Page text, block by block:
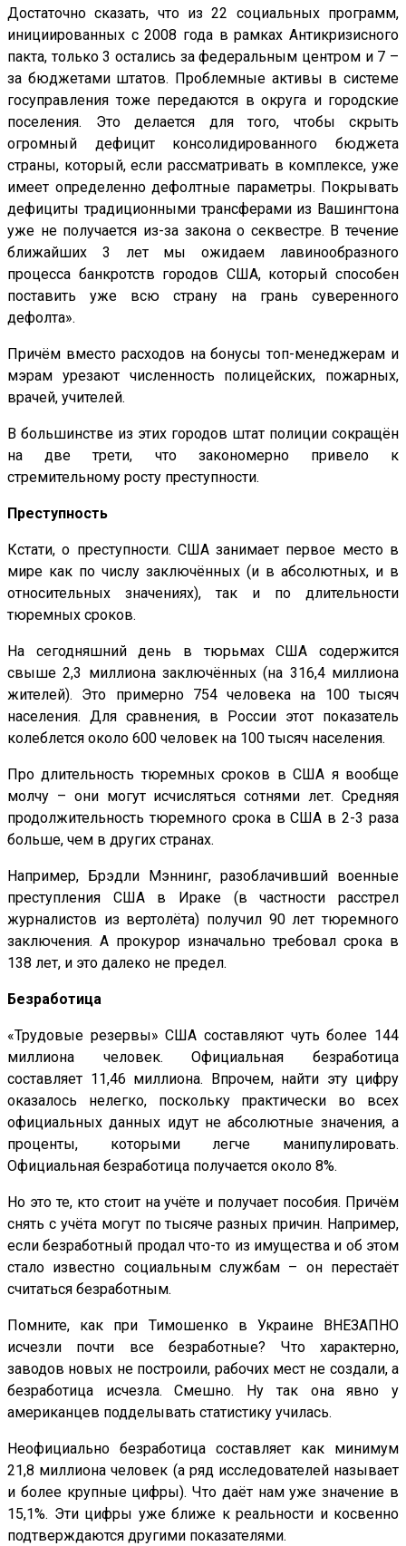
Достаточно сказать, что из 22 социальных программ,
инициированных с 2008 года в рамках Антикризисного
пакта, только 3 остались за федеральным центром и 7 –
за бюджетами штатов. Проблемные активы в системе
госуправления тоже передаются в округа и городские
поселения. Это делается для того, чтобы скрыть
огромный дефицит консолидированного бюджета
страны, который, если рассматривать в комплексе, уже
имеет определенно дефолтные параметры. Покрывать
дефициты традиционными трансферами из Вашингтона
уже не получается из-за закона о секвестре. В течение
ближайших 3 лет мы ожидаем лавинообразного
процесса банкротств городов США, который способен
поставить уже всю страну на грань суверенного
дефолта».
Причём вместо расходов на бонусы топ-менеджерам и
мэрам урезают численность полицейских, пожарных,
врачей, учителей.
В большинстве из этих городов штат полиции сокращён
на две трети, что закономерно привело к
стремительному росту преступности.
Преступность
Кстати, о преступности. США занимает первое место в
мире как по числу заключённых (и в абсолютных, и в
относительных значениях), так и по длительности
тюремных сроков.
На сегодняшний день в тюрьмах США содержится
свыше 2,3 миллиона заключённых (на 316,4 миллиона
жителей). Это примерно 754 человека на 100 тысяч
населения. Для сравнения, в России этот показатель
колеблется около 600 человек на 100 тысяч населения.
Про длительность тюремных сроков в США я вообще
молчу – они могут исчисляться сотнями лет. Средняя
продолжительность тюремного срока в США в 2-3 раза
больше, чем в других странах.
Например, Брэдли Мэннинг, разоблачивший военные
преступления США в Ираке (в частности расстрел
журналистов из вертолёта) получил 90 лет тюремного
заключения. А прокурор изначально требовал срока в
138 лет, и это далеко не предел.
Безработица
«Трудовые резервы» США составляют чуть более 144
миллиона человек. Официальная безработица
составляет 11,46 миллиона. Впрочем, найти эту цифру
оказалось нелегко, поскольку практически во всех
официальных данных идут не абсолютные значения, а
проценты, которыми легче манипулировать.
Официальная безработица получается около 8%.
Но это те, кто стоит на учёте и получает пособия. Причём
снять с учёта могут по тысяче разных причин. Например,
если безработный продал что-то из имущества и об этом
стало известно социальным службам – он перестаёт
считаться безработным.
Помните, как при Тимошенко в Украине ВНЕЗАПНО
исчезли почти все безработные? Что характерно,
заводов новых не построили, рабочих мест не создали, а
безработица исчезла. Смешно. Ну так она явно у
американцев подделывать статистику училась.
Неофициально безработица составляет как минимум
21,8 миллиона человек (а ряд исследователей называет
и более крупные цифры). Что даёт нам уже значение в
15,1%. Эти цифры уже ближе к реальности и косвенно
подтверждаются другими показателями.